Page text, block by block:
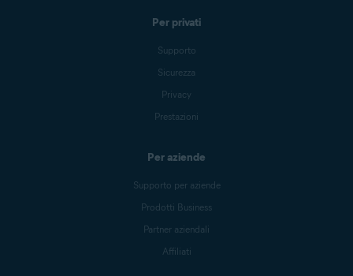
Per privati
Supporto
Sicurezza
Privacy
Prestazioni
Per aziende
Supporto per aziende
Prodotti Business
Partner aziendali
Affiliati